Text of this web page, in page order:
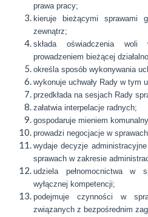
prawa pracy;
kieruje bieżącymi sprawami
zewnątrz;
składa oświadczenia
prowadzeniem bieżącej
określa sposób wykonywania
wykonuje uchwały Rady w tym
przedkłada na sesjach Rady
załatwia interpelacje radnych;
gospodaruje mieniem
prowadzi negocjacje w
wydaje decyzje
sprawach w zakresie
udziela pełnomocnictwa w
wyłącznej kompetencji;
podejmuje czynności w
związanych z bezpośrednim